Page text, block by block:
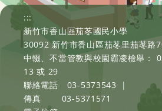
:::
新竹市香山區茄苳國民小學
30092 新竹市香山區茄苳里茄苳路
中輟、不當管教與校園霸凌檢舉：
13 或 29
聯絡電話
03-5373543
|
傳真
03-5371571